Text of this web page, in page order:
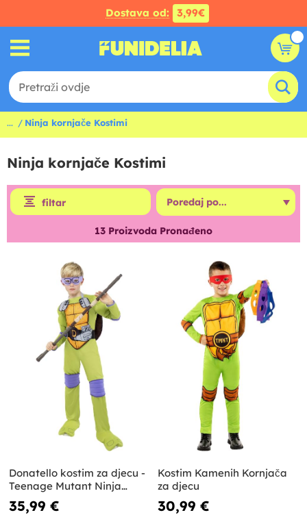
Dostava od: 3,99€
... Ninja kornjače Kostimi
Ninja kornjače Kostimi
filtar
13 Proizvoda Pronađeno
Donatello kostim za djecu -
Teenage Mutant Ninja
Turtles
35,99 €
Kostim Kamenih Kornjača
za djecu
30,99 €